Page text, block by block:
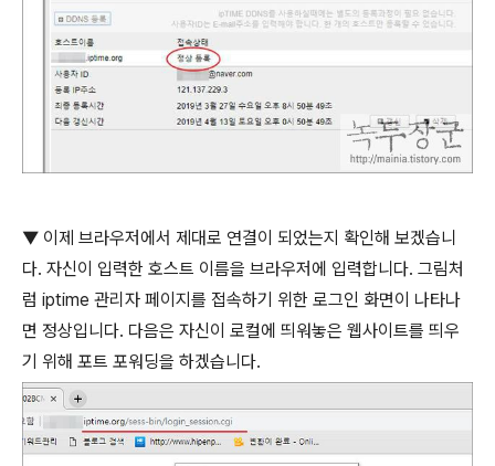
▼ 이제 브라우저에서 제대로 연결이 되었는지 확인해 보겠습니
다. 자신이 입력한 호스트 이름을 브라우저에 입력합니다. 그림처
럼 iptime 관리자 페이지를 접속하기 위한 로그인 화면이 나타나
면 정상입니다. 다음은 자신이 로컬에 띄워놓은 웹사이트를 띄우
기 위해 포트 포워딩을 하겠습니다.